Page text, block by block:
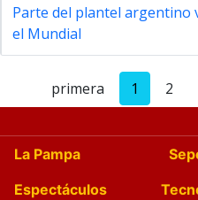
Parte del plantel argentino
el Mundial
primera 1 2
La Pampa
Espectáculos